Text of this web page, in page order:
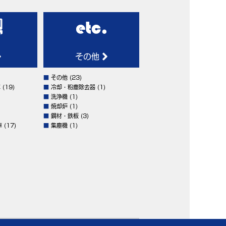
(19)
(17)
その他
その他 (23)
冷却・粉塵除去器 (1)
洗浄機 (1)
焼却炉 (1)
鋼材・鉄板 (3)
集塵機 (1)